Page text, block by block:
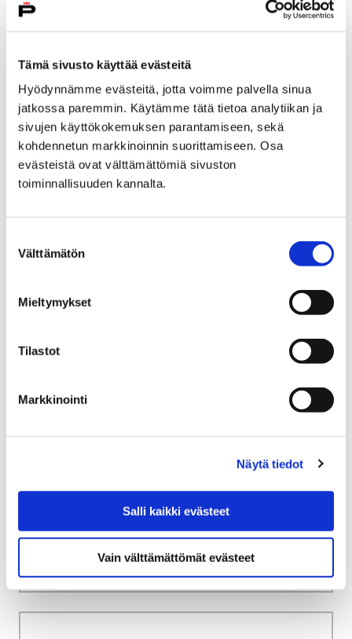
Tämä sivusto käyttää evästeitä
Hyödynnämme evästeitä, jotta voimme palvella sinua
jatkossa paremmin. Käytämme tätä tietoa analytiikan ja
sivujen käyttökokemuksen parantamiseen, sekä
kohdennetun markkinoinnin suorittamiseen. Osa
evästeistä ovat välttämättömiä sivuston
toiminnallisuuden kannalta.
valinta
Välttämätön
Mieltymykset
Tilastot
Markkinointi
Näytä tiedot
Salli kaikki evästeet
Vain välttämättömät evästeet
Alueellinen vastuumuseo
Luontotalo Arkin aukioloajat ja hinnat
Rosenlew-museon poikkeusaikataulu
Satakunnan Museon,
Rosenlew-museon
poikkeusaikataulu
Etusivu